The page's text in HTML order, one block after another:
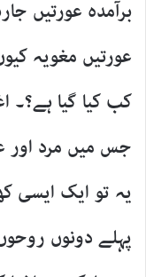
برآمدہ عورتیں
عورتیں مغویہ
کب کیا گیا ہے؟۔
جس میں مرد اور
یہ تو ایک ایسی
پہلے دونوں